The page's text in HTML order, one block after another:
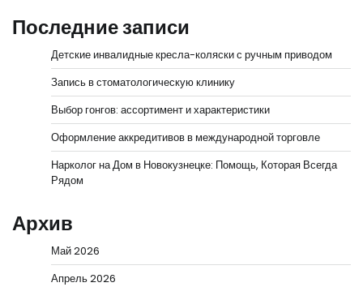
Последние записи
Детские инвалидные кресла-коляски с ручным приводом
Запись в стоматологическую клинику
Выбор гонгов: ассортимент и характеристики
Оформление аккредитивов в международной торговле
Нарколог на Дом в Новокузнецке: Помощь, Которая Всегда
Рядом
Архив
Май 2026
Апрель 2026